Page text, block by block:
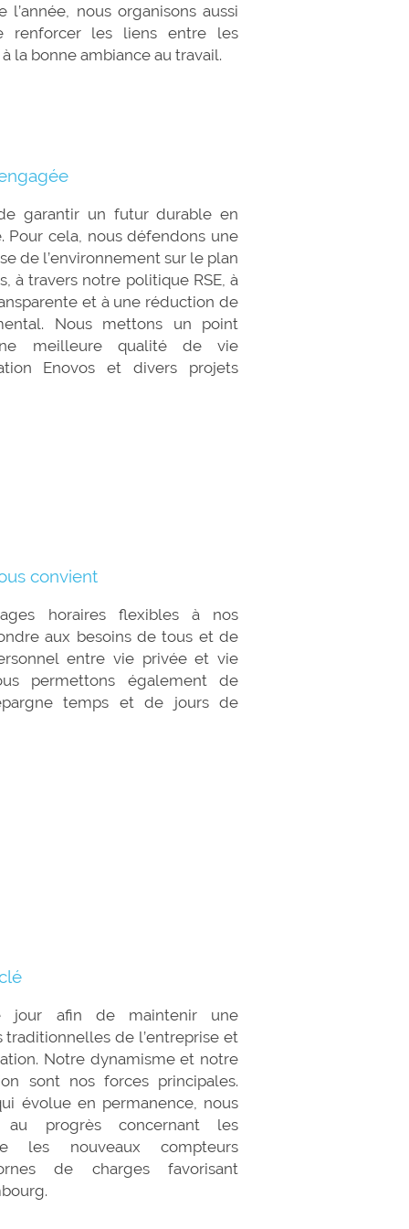
nous organisons aussi
renforcer les liens entre les
la bonne ambiance au travail.
garantir un futur durable en
Pour cela, nous défendons une
de l’environnement sur le plan
à travers notre politique RSE, à
et à une réduction de
Nous mettons un point
meilleure qualité de vie
Enovos et divers projets
Creos.
convient
horaires flexibles à nos
aux besoins de tous et de
entre vie privée et vie
permettons également de
temps et de jours de
jour afin de maintenir une
de l’entreprise et
Notre dynamisme et notre
sont nos forces principales.
évolue en permanence, nous
au progrès concernant les
les nouveaux compteurs
de charges favorisant
au Luxembourg.